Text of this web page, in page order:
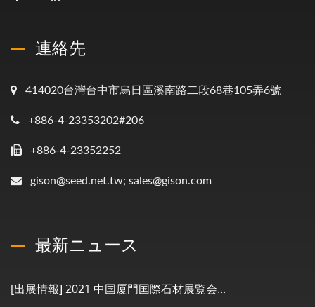
連絡先
414020台灣台中市烏日區溪南路二段68巷105弄6號
+886-4-23353202#206
+886-4-23352252
gison@seed.net.tw; sales@gison.com
最新ニュース
[出展情報] 2021 中国厦門国際石材展覧会...